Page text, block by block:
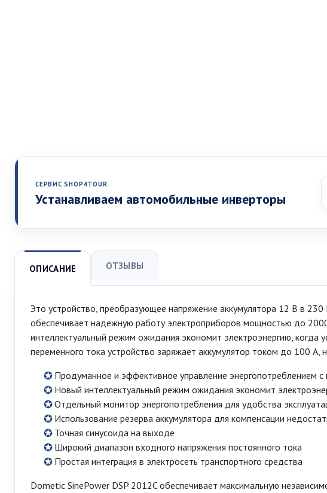
СЕРВИС SHOP4TOUR
Устанавливаем автомобильные инверторы
ОПИСАНИЕ ОТЗЫВЫ
Это устройство, преобразующее напряжение аккумулятора 12 В в
обеспечивает надежную работу электроприборов мощностью до
интеллектуальный режим ожидания экономит электроэнергию, когда
переменного тока устройство заряжает аккумулятор током до 100 A,
Продуманное и эффективное управление энергопотреблением
Новый интеллектуальный режим ожидания экономит
Отдельный монитор энергопотребления для удобства
Использование резерва аккумулятора для компенсации
Точная синусоида на выходе
Широкий диапазон входного напряжения постоянного тока
Простая интеграция в электросеть транспортного средства
Dometic SinePower DSP 2012C обеспечивает максимальную